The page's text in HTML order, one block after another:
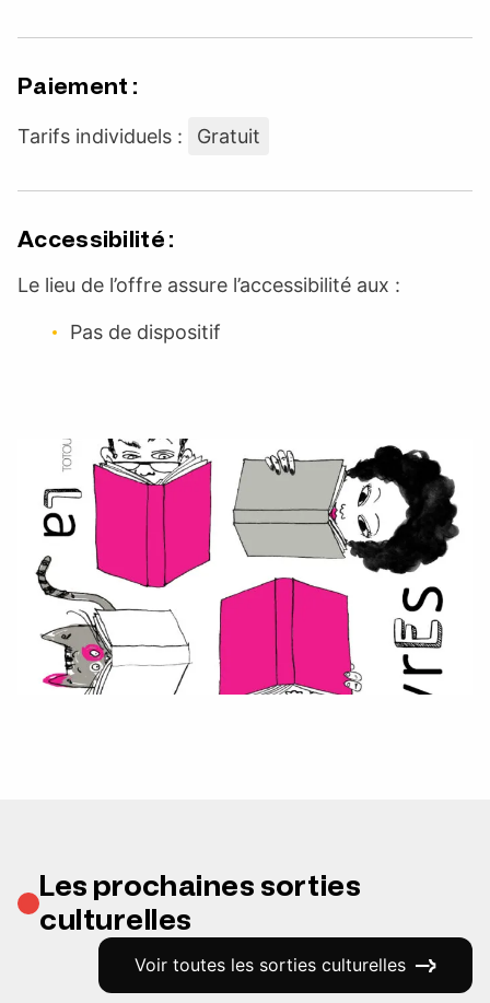
Paiement :
Tarifs individuels : Gratuit
Accessibilité :
Le lieu de l’offre assure l’accessibilité aux :
Pas de dispositif
Les prochaines sorties
culturelles
Voir toutes les sorties culturelles